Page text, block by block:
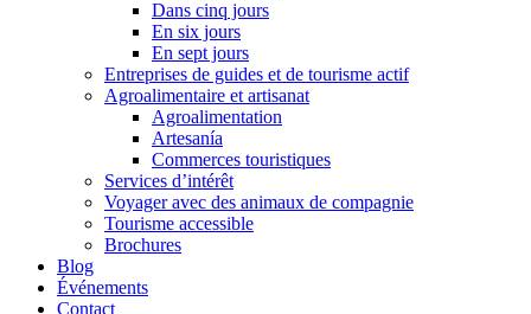
Dans cinq jours
En six jours
En sept jours
Entreprises de guides et de tourisme actif
Agroalimentaire et artisanat
Agroalimentation
Artesanía
Commerces touristiques
Services d’intérêt
Voyager avec des animaux de compagnie
Tourisme accessible
Brochures
Blog
Événements
Contact